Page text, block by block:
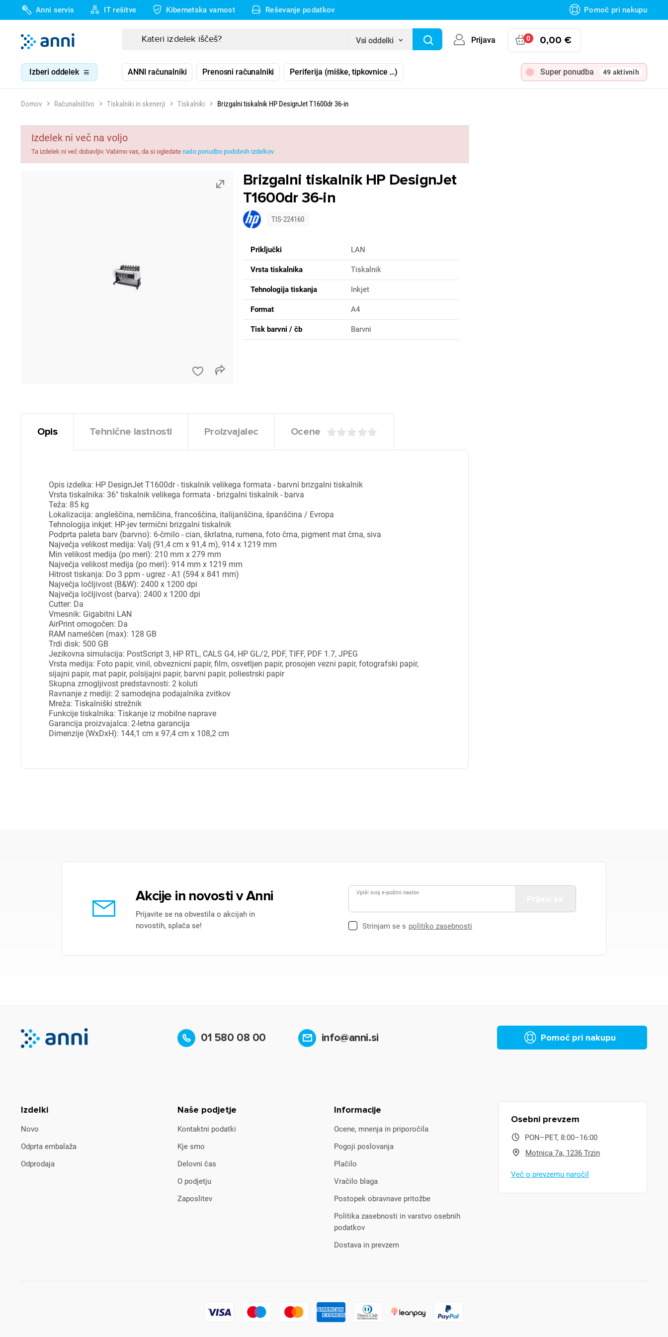
Anni servis IT rešitve Kibernetska varnost Reševanje podatkov Pomoč pri nakupu
Vsi oddelki Prijava 0 0,00 €
Izberi oddelek ANNI računalniki Prenosni računalniki Periferija (miške, tipkovnice …) Super ponudba 49 aktivnih
Domov Računalništvo Tiskalniki in skenerji Tiskalniki Brizgalni tiskalnik HP DesignJet T1600dr 36-in
Izdelek ni več na voljo
Ta izdelek ni več dobavljiv. Vabimo vas, da si ogledate našo ponudbo podobnih izdelkov
Brizgalni tiskalnik HP DesignJet
T1600dr 36-in
TIS-224160
Priključki LAN
Vrsta tiskalnika Tiskalnik
Tehnologija tiskanja Inkjet
Format A4
Tisk barvni / čb Barvni
Opis Tehnične lastnosti Proizvajalec Ocene
Opis izdelka: HP DesignJet T1600dr - tiskalnik velikega formata - barvni brizgalni tiskalnik
Vrsta tiskalnika: 36" tiskalnik velikega formata - brizgalni tiskalnik - barva
Teža: 85 kg
Lokalizacija: angleščina, nemščina, francoščina, italijanščina, španščina / Evropa
Tehnologija inkjet: HP-jev termični brizgalni tiskalnik
Podprta paleta barv (barvno): 6-črnilo - cian, škrlatna, rumena, foto črna, pigment mat črna, siva
Največja velikost medija: Valj (91,4 cm x 91,4 m), 914 x 1219 mm
Min velikost medija (po meri): 210 mm x 279 mm
Največja velikost medija (po meri): 914 mm x 1219 mm
Hitrost tiskanja: Do 3 ppm - ugrez - A1 (594 x 841 mm)
Največja ločljivost (B&W): 2400 x 1200 dpi
Največja ločljivost (barva): 2400 x 1200 dpi
Cutter: Da
Vmesnik: Gigabitni LAN
AirPrint omogočen: Da
RAM nameščen (max): 128 GB
Trdi disk: 500 GB
Jezikovna simulacija: PostScript 3, HP RTL, CALS G4, HP GL/2, PDF, TIFF, PDF 1.7, JPEG
Vrsta medija: Foto papir, vinil, obveznicni papir, film, osvetljen papir, prosojen vezni papir, fotografski papir,
sijajni papir, mat papir, polsijajni papir, barvni papir, poliestrski papir
Skupna zmogljivost predstavnosti: 2 koluti
Ravnanje z mediji: 2 samodejna podajalnika zvitkov
Mreža: Tiskalniški strežnik
Funkcije tiskalnika: Tiskanje iz mobilne naprave
Garancija proizvajalca: 2-letna garancija
Dimenzije (WxDxH): 144,1 cm x 97,4 cm x 108,2 cm
Akcije in novosti v Anni
Prijavite se na obvestila o akcijah in
novostih, splača se!
Vpiši svoj e-poštni naslov
Strinjam se s politiko zasebnosti
01 580 08 00 info@anni.si Pomoč pri nakupu
Izdelki
Novo
Odprta embalaža
Odprodaja
Naše podjetje
Kontaktni podatki
Kje smo
Delovni čas
O podjetju
Zaposlitev
Informacije
Ocene, mnenja in priporočila
Pogoji poslovanja
Plačilo
Vračilo blaga
Postopek obravnave pritožbe
Politika zasebnosti in varstvo osebnih
podatkov
Dostava in prevzem
Osebni prevzem
PON–PET, 8:00–16:00
Motnica 7a, 1236 Trzin
Več o prevzemu naročil
Prijava